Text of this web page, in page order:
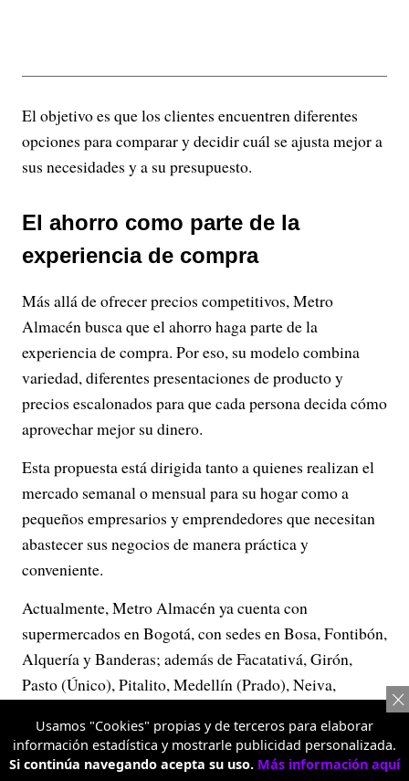
El objetivo es que los clientes encuentren diferentes
opciones para comparar y decidir cuál se ajusta mejor a
sus necesidades y a su presupuesto.
El ahorro como parte de la
experiencia de compra
Más allá de ofrecer precios competitivos, Metro
Almacén busca que el ahorro haga parte de la
experiencia de compra. Por eso, su modelo combina
variedad, diferentes presentaciones de producto y
precios escalonados para que cada persona decida cómo
aprovechar mejor su dinero.
Esta propuesta está dirigida tanto a quienes realizan el
mercado semanal o mensual para su hogar como a
pequeños empresarios y emprendedores que necesitan
abastecer sus negocios de manera práctica y
conveniente.
Actualmente, Metro Almacén ya cuenta con
supermercados en Bogotá, con sedes en Bosa, Fontibón,
Alquería y Banderas; además de Facatativá, Girón,
Pasto (Único), Pitalito, Medellín (Prado), Neiva,
La 70.
Con esta evolución, la marca busca consolidarse como
Usamos "Cookies" propias y de terceros para elaborar
información estadística y mostrarle publicidad personalizada.
Si continúa navegando acepta su uso. Más información aquí